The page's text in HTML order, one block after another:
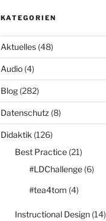
KATEGORIEN
Aktuelles(48)
Audio(4)
Blog(282)
Datenschutz (8)
Didaktik (126)
Best Practice(21)
#LDChallenge(6)
#tea4tom (4)
Instructional Design(14)